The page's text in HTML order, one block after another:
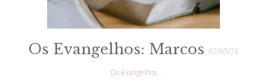
Os Evangelhos: Marcos 02/05/24
Os Evangelhos